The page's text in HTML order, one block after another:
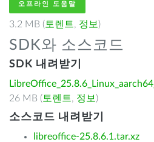
오프라인 도움말
3.2 MB ( 토렌트, 정보 )
SDK와 소스코드
SDK 내려받기
26 MB ( 토렌트, 정보 )
소스코드 내려받기
libreoffice-25.8.6.1.tar.xz